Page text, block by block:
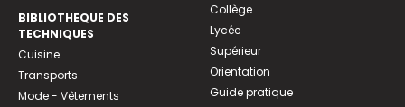
BIBLIOTHEQUE DES
TECHNIQUES
Cuisine
Transports
Mode - Vêtements
Collège
Lycée
Supérieur
Orientation
Guide pratique